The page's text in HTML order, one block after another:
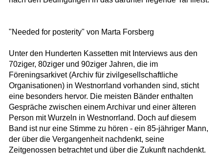
"Needed for posterity" von Marta Forsberg
Unter den Hunderten Kassetten mit Interviews aus den
70ziger, 80ziger und 90ziger Jahren, die im
Föreningsarkivet (Archiv für zivilgesellschaftliche
Organisationen) in Westnorrland vorhanden sind, sticht
eine besonders hervor. Die meisten Bänder enthalten
Gespräche zwischen einem Archivar und einer älteren
Person mit Wurzeln in Westnorrland. Doch auf diesem
Band ist nur eine Stimme zu hören - ein 85-jähriger Mann,
der über die Vergangenheit nachdenkt, seine
Zeitgenossen betrachtet und über die Zukunft nachdenkt.